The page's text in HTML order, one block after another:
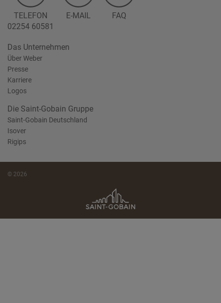
TELEFON
02254 60581
E-MAIL FAQ
Das Unternehmen
Über Weber
Presse
Karriere
Logos
Die Saint-Gobain Gruppe
Saint-Gobain Deutschland
Isover
Rigips
© 2026